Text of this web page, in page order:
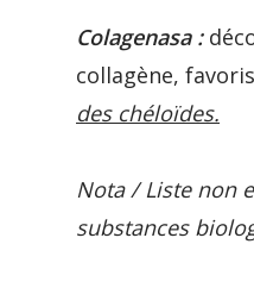
Colagenasa :
collagène,
des chéloïdes.
Nota / Liste non
substances